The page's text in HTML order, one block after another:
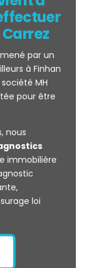
par un
à Finhan
MH
pour être
nous
immobilière
loi